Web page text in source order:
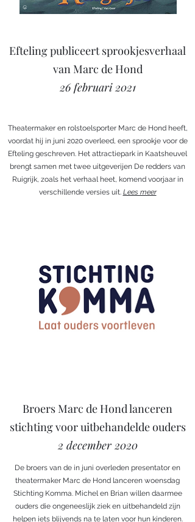
Efteling publiceert sprookjesverhaal
van Marc de Hond
26 februari 2021
Theatermaker en rolstoelsporter Marc de Hond heeft,
voordat hij in juni 2020 overleed, een sprookje voor de
Efteling geschreven. Het attractiepark in Kaatsheuvel
brengt samen met twee uitgeverijen De redders van
Ruigrijk, zoals het verhaal heet, komend voorjaar in
verschillende versies uit. Lees meer
Broers Marc de Hond lanceren
stichting voor uitbehandelde ouders
2 december 2020
De broers van de in juni overleden presentator en
theatermaker Marc de Hond lanceren woensdag
Stichting Komma. Michel en Brian willen daarmee
ouders die ongeneeslijk ziek en uitbehandeld zijn
helpen iets blijvends na te laten voor hun kinderen.